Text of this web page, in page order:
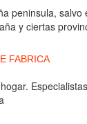
peninsula, salvo
y ciertas
FABRICA